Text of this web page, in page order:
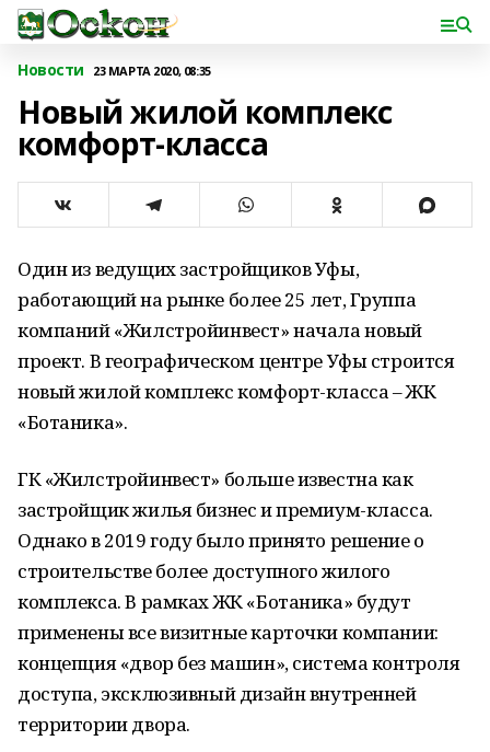
Новости 23 МАРТА 2020, 08:35
Новый жилой комплекс
комфорт-класса
Один из ведущих застройщиков Уфы,
работающий на рынке более 25 лет, Группа
компаний «Жилстройинвест» начала новый
проект. В географическом центре Уфы строится
новый жилой комплекс комфорт-класса – ЖК
«Ботаника».
ГК «Жилстройинвест» больше известна как
застройщик жилья бизнес и премиум-класса.
Однако в 2019 году было принято решение о
строительстве более доступного жилого
комплекса. В рамках ЖК «Ботаника» будут
применены все визитные карточки компании:
концепция «двор без машин», система контроля
доступа, эксклюзивный дизайн внутренней
территории двора.